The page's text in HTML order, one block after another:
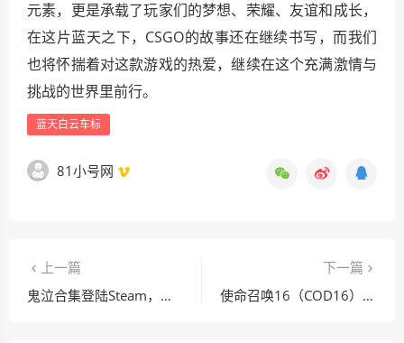
元素，更是承载了玩家们的梦想、荣耀、友谊和成长，
在这片蓝天之下，CSGO的故事还在继续书写，而我们
也将怀揣着对这款游戏的热爱，继续在这个充满激情与
挑战的世界里前行。
蓝天白云车标
81小号网
上一篇
鬼泣合集登陆Steam，恶魔猎杀在数字时代重逢及PS4中文情况探寻
下一篇
使命召唤16（COD16）手表不显示，现象、成因及解决方案探究